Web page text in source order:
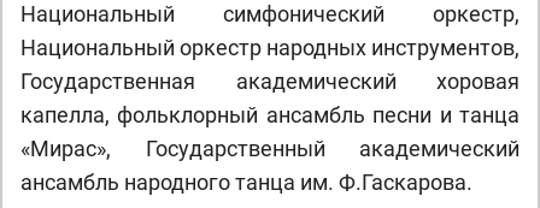
Национальный симфонический оркестр,
Национальный оркестр народных инструментов,
Государственная академический хоровая
капелла, фольклорный ансамбль песни и танца
«Мирас», Государственный академический
ансамбль народного танца им. Ф.Гаскарова.